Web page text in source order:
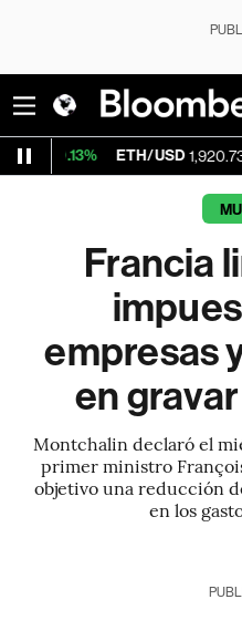
ETH/USD 1,920.733
Francia
empresas
en
Montchalin declaró el
primer ministro
objetivo una reducción
en los